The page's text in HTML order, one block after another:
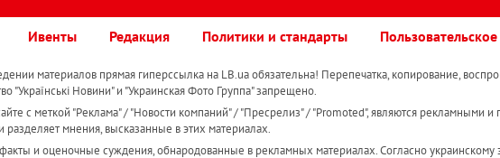
Ивенты Редакция Политики и стандарты
материалов прямая гиперссылка на LB.ua обязательна! Перепечатка, копирование,
"Українськi Новини" и "Украинская Фото Группа" запрещено.
с меткой "Реклама" / "Новости компаний" / "Пресрелиз" / "Promoted", являются рекламными и
разделяет мнения, высказанные в этих материалах.
и оценочные суждения, обнародованные в рекламных материалах. Согласно украинскому